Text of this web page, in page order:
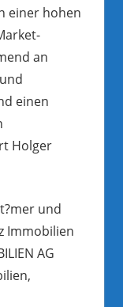
einer hohen
an
einen
Holger
und
Immobilien
AG